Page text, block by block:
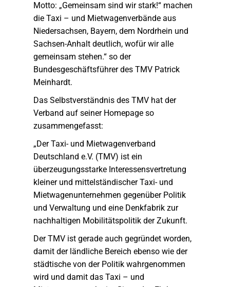
Motto: „Gemeinsam sind wir stark!“ machen
die Taxi – und Mietwagenverbände aus
Niedersachsen, Bayern, dem Nordrhein und
Sachsen-Anhalt deutlich, wofür wir alle
gemeinsam stehen.“ so der
Bundesgeschäftsführer des TMV Patrick
Meinhardt.
Das Selbstverständnis des TMV hat der
Verband auf seiner Homepage so
zusammengefasst:
„Der Taxi- und Mietwagenverband
Deutschland e.V. (TMV) ist ein
überzeugungsstarke Interessensvertretung
kleiner und mittelständischer Taxi- und
Mietwagenunternehmen gegenüber Politik
und Verwaltung und eine Denkfabrik zur
nachhaltigen Mobilitätspolitik der Zukunft.
Der TMV ist gerade auch gegründet worden,
damit der ländliche Bereich ebenso wie der
städtische von der Politik wahrgenommen
wird und damit das Taxi – und